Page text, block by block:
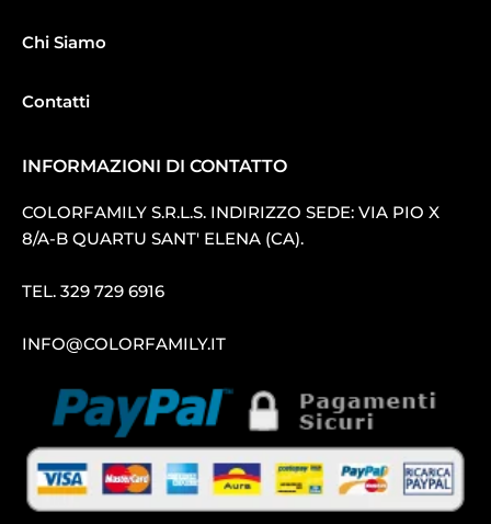
Chi Siamo
Contatti
INFORMAZIONI DI CONTATTO
COLORFAMILY S.R.L.S. INDIRIZZO SEDE: VIA PIO X
8/A-B QUARTU SANT′ ELENA (CA).
TEL. 329 729 6916
INFO@COLORFAMILY.IT